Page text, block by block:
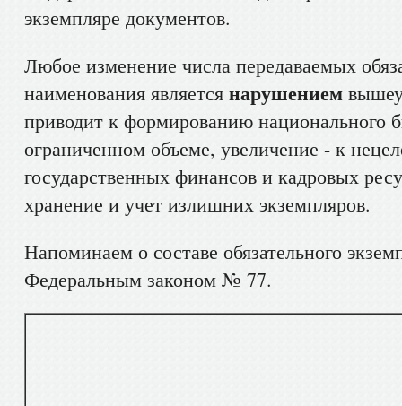
экземпляре документов.
Любое изменение числа передаваемых
наименования является нарушением
приводит к формированию национального
ограниченном объеме, увеличение - к
государственных финансов и кадровых
хранение и учет излишних экземпляров.
Напоминаем о составе обязательного
Федеральным законом № 77.